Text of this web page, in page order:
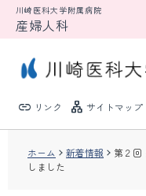
川崎医科大学附属病院
産婦人科
link リンク lan サイトマップ
新着情報
ホーム 新着情報
第２回
しました